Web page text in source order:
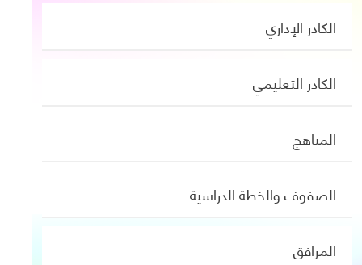
الكادر الإداري
الكادر التعليمي
المناهج
الصفوف والخطة الدراسية
المرافق